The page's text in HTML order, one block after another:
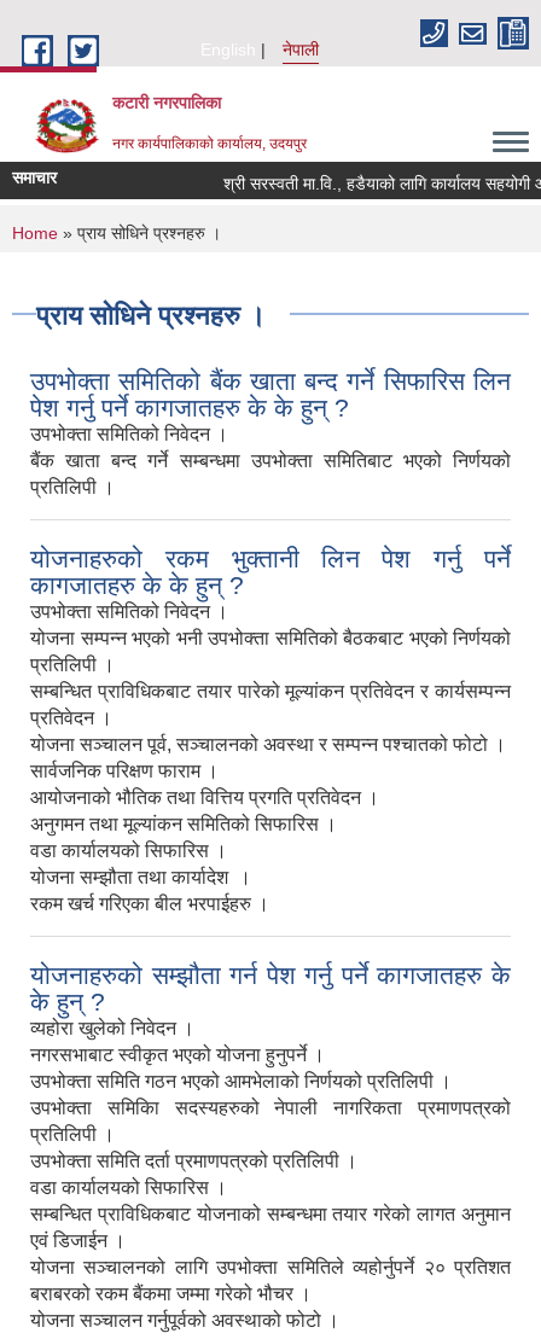
English
नेपाली
कटारी नगरपालिका
नगर कार्यपालिकाको कार्यालय, उदयपुर
समाचार श्री सरस्वती मा.वि., हडैयाको लागि कार्यालय सहयोगी
You are here
Home » प्राय सोधिने प्रश्नहरु ।
प्राय सोधिने प्रश्नहरु ।
उपभोक्ता समितिको बैंक खाता बन्द गर्ने सिफारिस लिन
पेश गर्नु पर्ने कागजातहरु के के हुन् ?
उपभोक्ता समितिको निवेदन ।
बैंक खाता बन्द गर्ने सम्बन्धमा उपभोक्ता समितिबाट भएको निर्णयको
प्रतिलिपी ।
योजनाहरुको रकम भुक्तानी लिन पेश गर्नु पर्ने
कागजातहरु के के हुन् ?
उपभोक्ता समितिको निवेदन ।
योजना सम्पन्न भएको भनी उपभोक्ता समितिको बैठकबाट भएको निर्णयको
प्रतिलिपी ।
सम्बन्धित प्राविधिकबाट तयार पारेको मूल्यांकन प्रतिवेदन र कार्यसम्पन्न
प्रतिवेदन ।
योजना सञ्चालन पूर्व, सञ्चालनको अवस्था र सम्पन्न पश्चातको फोटो ।
सार्वजनिक परिक्षण फाराम ।
आयोजनाको भौतिक तथा वित्तिय प्रगति प्रतिवेदन ।
अनुगमन तथा मूल्यांकन समितिको सिफारिस ।
वडा कार्यालयको सिफारिस ।
योजना सम्झौता तथा कार्यादेश ।
रकम खर्च गरिएका बील भरपाईहरु ।
योजनाहरुको सम्झौता गर्न पेश गर्नु पर्ने कागजातहरु के
के हुन् ?
व्यहोरा खुलेको निवेदन ।
नगरसभाबाट स्वीकृत भएको योजना हुनुपर्ने ।
उपभोक्ता समिति गठन भएको आमभेलाको निर्णयको प्रतिलिपी ।
उपभोक्ता समिकिा सदस्यहरुको नेपाली नागरिकता प्रमाणपत्रको
प्रतिलिपी ।
उपभोक्ता समिति दर्ता प्रमाणपत्रको प्रतिलिपी ।
वडा कार्यालयको सिफारिस ।
सम्बन्धित प्राविधिकबाट योजनाको सम्बन्धमा तयार गरेको लागत अनुमान
एवं डिजाईन ।
योजना सञ्चालनको लागि उपभोक्ता समितिले व्यहोर्नुपर्ने २० प्रतिशत
बराबरको रकम बैंकमा जम्मा गरेको भौचर ।
योजना सञ्चालन गर्नुपूर्वको अवस्थाको फोटो ।